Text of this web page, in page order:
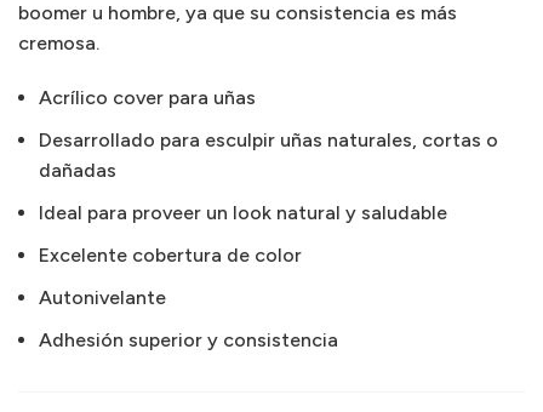
boomer u hombre, ya que su consistencia es más
cremosa.
Acrílico cover para uñas
Desarrollado para esculpir uñas naturales, cortas o
dañadas
Ideal para proveer un look natural y saludable
Excelente cobertura de color
Autonivelante
Adhesión superior y consistencia